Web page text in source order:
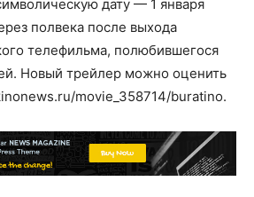
дату — 1 января
полвека после выхода
телефильма, полюбившегося
Новый трейлер можно оценить
movie_358714/buratino.